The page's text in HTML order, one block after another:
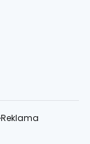
Reklama